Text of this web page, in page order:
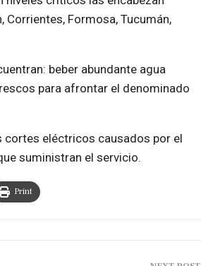
Formosa, Tucumán,
beber abundante agua
para afrontar el denominado
cortes eléctricos causados por el
suministran el servicio.
Print